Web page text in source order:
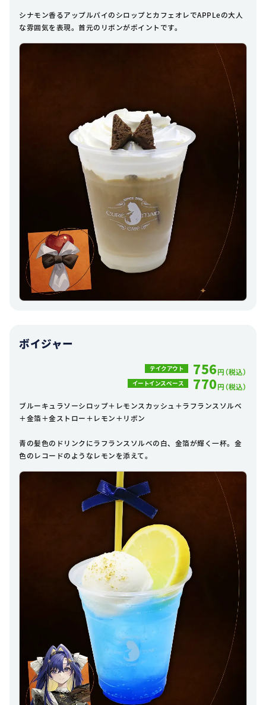
シナモン香るアップルパイのシロップとカフェオレでAPPLeの大人
な雰囲気を表現。首元のリボンがポイントです。
ボイジャー
テイクアウト 756円（税込）
イートインスペース 770円（税込）
ブルーキュラソーシロップ＋レモンスカッシュ＋ラフランスソルベ
＋金箔＋金ストロー＋レモン＋リボン
青の髪色のドリンクにラフランスソルベの白、金箔が輝く一杯。金
色のレコードのようなレモンを添えて。